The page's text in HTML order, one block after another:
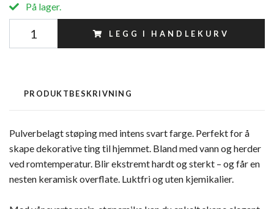
På lager.
LEGG I HANDLEKURV
PRODUKTBESKRIVNING
Pulverbelagt støping med intens svart farge. Perfekt for å
skape dekorative ting til hjemmet. Bland med vann og herder
ved romtemperatur. Blir ekstremt hardt og sterkt – og får en
nesten keramisk overflate. Luktfri og uten kjemikalier.